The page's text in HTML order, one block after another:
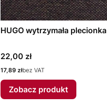
HUGO wytrzymała plecionka
Cena
22,00 zł
Cena
17,89 złbez VAT
Zobacz produkt